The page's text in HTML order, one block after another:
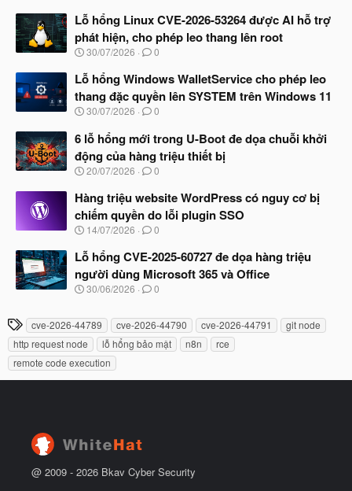
à
b
ắ
đ
ầ
u
Lỗ hổng Linux CVE-2026-53264 được AI hỗ trợ
phát hiện, cho phép leo thang lên root
N
à
b
ắ
đ
ầ
u
30/07/2026 0
Lỗ hổng Windows WalletService cho phép leo
thang đặc quyền lên SYSTEM trên Windows 11
N
à
y
b
ắ
đ
ầ
u
30/07/2026 0
6 lỗ hổng mới trong U-Boot đe dọa chuỗi khởi
động của hàng triệu thiết bị
N
à
b
ắ
đ
ầ
u
20/07/2026 0
Hàng triệu website WordPress có nguy cơ bị
chiếm quyền do lỗi plugin SSO
N
à
b
ắ
đ
ầ
u
14/07/2026 0
Lỗ hổng CVE-2025-60727 đe dọa hàng triệu
người dùng Microsoft 365 và Office
N
y
b
ắ
t
30/06/2026 0
T
h
ẻ
cve-2026-44789 cve-2026-44790 cve-2026-44791
git node
http request node
lỗ hổng bảo mật n8n
rce
remote code execution
@ 2009 - 2026 Bkav Cyber Security